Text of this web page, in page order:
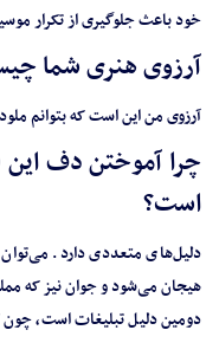
خود باعث جلوگیری از تکرار
آرزوی هنری شما
آرزوی من این است که بتوانم
چرا آموختن دف این
است؟
دلیل‌های متعددی دارد.
هیجان می‌شود و جوان نیز که
دومین دلیل تبلیغات است،